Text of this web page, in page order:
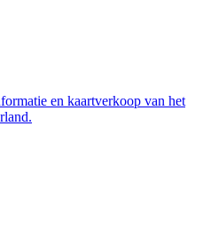
en kaartverkoop van het